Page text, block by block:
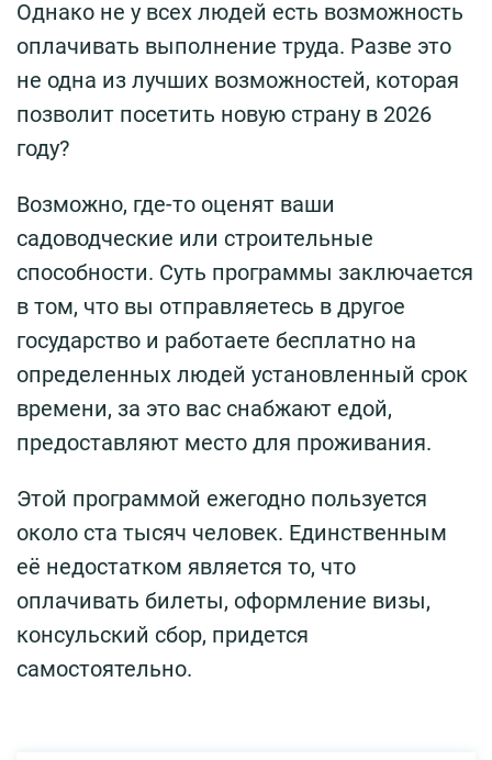
Однако не у всех людей есть возможность
оплачивать выполнение труда. Разве это
не одна из лучших возможностей, которая
позволит посетить новую страну в 2026
году?
Возможно, где-то оценят ваши
садоводческие или строительные
способности. Суть программы заключается
в том, что вы отправляетесь в другое
государство и работаете бесплатно на
определенных людей установленный срок
времени, за это вас снабжают едой,
предоставляют место для проживания.
Этой программой ежегодно пользуется
около ста тысяч человек. Единственным
её недостатком является то, что
оплачивать билеты, оформление визы,
консульский сбор, придется
самостоятельно.